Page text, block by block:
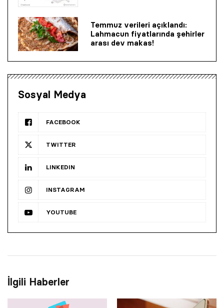
Temmuz verileri açıklandı:
Lahmacun fiyatlarında şehirler
arası dev makas!
Sosyal Medya
FACEBOOK
TWITTER
LINKEDIN
INSTAGRAM
YOUTUBE
İlgili Haberler